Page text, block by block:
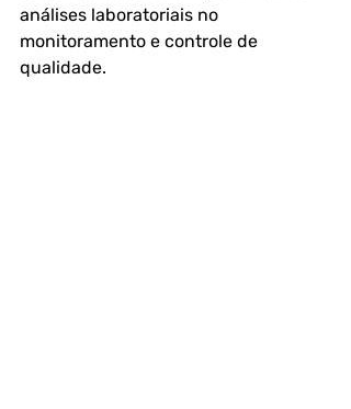
análises laboratoriais no
monitoramento e controle de
qualidade.